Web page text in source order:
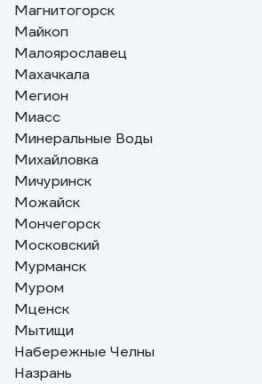
Магнитогорск
Майкоп
Малоярославец
Махачкала
Мегион
Миасс
Минеральные Воды
Михайловка
Мичуринск
Можайск
Мончегорск
Московский
Мурманск
Муром
Мценск
Мытищи
Набережные Челны
Назрань